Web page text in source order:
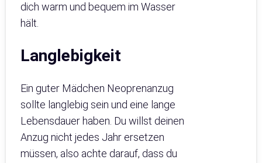
dich warm und bequem im Wasser
hält.
Langlebigkeit
Ein guter Mädchen Neoprenanzug
sollte langlebig sein und eine lange
Lebensdauer haben. Du willst deinen
Anzug nicht jedes Jahr ersetzen
müssen, also achte darauf, dass du